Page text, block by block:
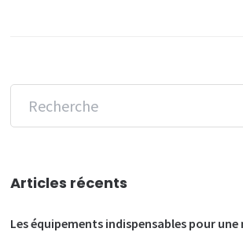
Articles récents
Les équipements indispensables pour une